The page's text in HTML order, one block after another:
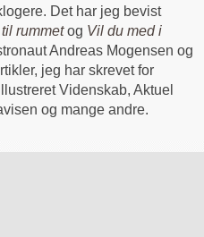
Det har jeg bevist
rummetog Vil du med i
Andreas Mogensen og
jeg har skrevet for
Videnskab, Aktuel
og mange andre.